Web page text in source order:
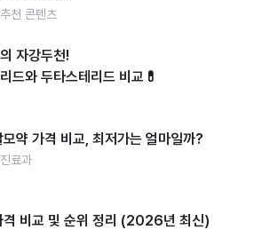
천 콘텐츠
자강두천!
드와 두타스테리드 비교💊
약 가격 비교, 최저가는 얼마일까?
료과
격 비교 및 순위 정리 (2026년 최신)